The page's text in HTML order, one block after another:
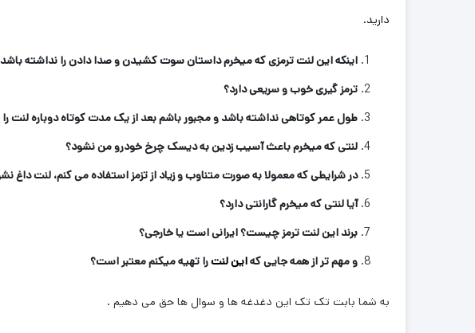
دارید.
اینکه این لنت ترمزی که میخرم داستان سوت کشیدن و صدا دادن را نداشته
ترمز گیری خوب و سریعی دارد؟
طول عمر کوتاهی نداشته باشد و مجبور باشم بعد از یک مدت کوتاه دوباره لنت
لنتی که میخرم باعث آسیب زدین به دیسک چرخ خودرو من نشود؟
در شرایطی که معمولا به صورت متناوب و زیاد از تزمز استفاده می کنم، لنت داغ
آیا لنتی که میخرم گارانتی دارد؟
برند این لنت ترمز چیست؟ ایرانی است یا خارجی؟
و مهم تر از همه جایی کهاین لنترا تهیه میکنم معتبر است؟
به شما بابت تک تک این دغدغه ها و سوال ها حق می دهیم .